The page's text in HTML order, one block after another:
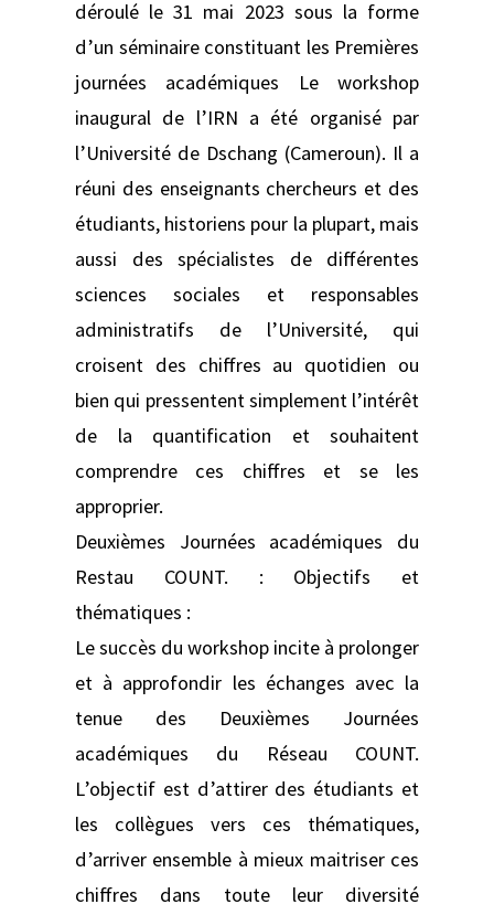
déroulé le 31 mai 2023 sous la forme
d’un séminaire constituant les Premières
journées académiques Le workshop
inaugural de l’IRN a été organisé par
l’Université de Dschang (Cameroun). Il a
réuni des enseignants chercheurs et des
étudiants, historiens pour la plupart, mais
aussi des spécialistes de différentes
sciences sociales et responsables
administratifs de l’Université, qui
croisent des chiffres au quotidien ou
bien qui pressentent simplement l’intérêt
de la quantification et souhaitent
comprendre ces chiffres et se les
approprier.
Deuxièmes Journées académiques du
Restau COUNT. : Objectifs et
thématiques :
Le succès du workshop incite à prolonger
et à approfondir les échanges avec la
tenue des Deuxièmes Journées
académiques du Réseau COUNT.
L’objectif est d’attirer des étudiants et
les collègues vers ces thématiques,
d’arriver ensemble à mieux maitriser ces
chiffres dans toute leur diversité